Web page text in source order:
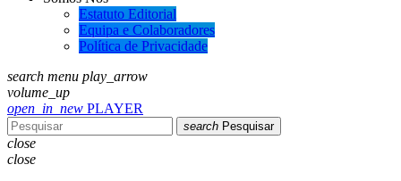
Estatuto Editorial
Equipa e Colaboradores
Política de Privacidade
search menu play_arrow
volume_up
open_in_new PLAYER
search Pesquisar
close
close